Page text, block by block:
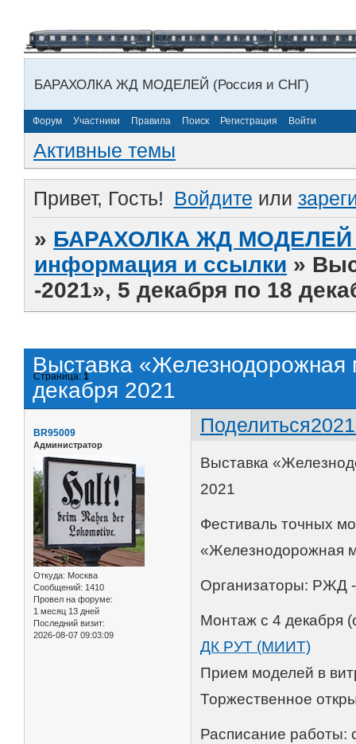
БАРАХОЛКА ЖД МОДЕЛЕЙ (Россия и СНГ)
Форум Участники Правила Поиск Регистрация Войти
Активные темы
Привет, Гость! Войдите или
» БАРАХОЛКА ЖД МОДЕЛЕЙ
информация и ссылки »
-2021», 5 декабря по 18
Выставка «Железнодорожная
декабря 2021
Страница:1
Поделиться
BR95009
Администратор
Откуда: Москва
Сообщений: 1410
Провел на форуме:
1 месяц 13 дней
Последний визит:
2026-08-07 09:03:09
Выставка
2021
Фестиваль точных
«Железнодорожная
Организаторы:
Монтаж с 4 декабря
ДК РУТ (МИИТ)
Прием моделей в
Торжественное
Расписание работы: